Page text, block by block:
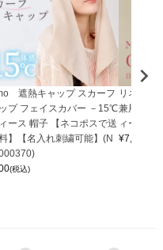
遮熱キャップ スカーフ
プ フェイスカバー －15℃
ース 帽子 【ネコポスで送
】【名入れ刺繍可能】(N
(税込)
リネン
兼用 母の
ィース
¥7,000